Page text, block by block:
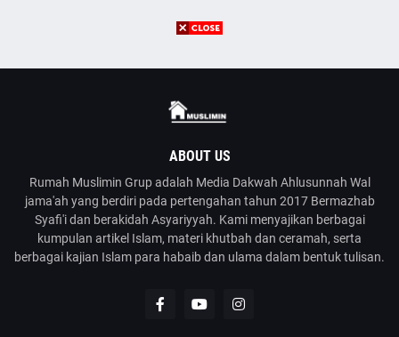
ABOUT US
Rumah Muslimin Grup adalah Media Dakwah Ahlusunnah Wal
jama'ah yang berdiri pada pertengahan tahun 2017 Bermazhab
Syafi'i dan berakidah Asyariyyah. Kami menyajikan berbagai
kumpulan artikel Islam, materi khutbah dan ceramah, serta
berbagai kajian Islam para habaib dan ulama dalam bentuk tulisan.